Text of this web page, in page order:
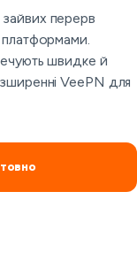
перерв
платформами.
швидке й
VeePN для